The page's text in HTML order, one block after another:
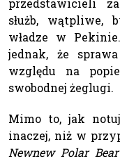
przedstawicieli
służb, wątpliwe,
władze w
jednak, że
względu na
swobodnej żeglugi.
Mimo to, jak
inaczej, niż w
Newnew Polar Bear